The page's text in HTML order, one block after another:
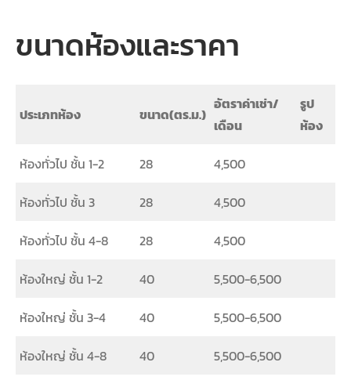
ขนาดห้องและราคา
ประเภทห้อง ขนาด(ตร.ม.)
อัตราค่าเช่า/
เดือน
รูป
ห้อง
ห้องทั่วไป ชั้น 1-2 28 4,500
ห้องทั่วไป ชั้น 3 28 4,500
ห้องทั่วไป ชั้น 4-8 28 4,500
ห้องใหญ่ ชั้น 1-2 40 5,500-6,500
ห้องใหญ่ ชั้น 3-4 40 5,500-6,500
ห้องใหญ่ ชั้น 4-8 40 5,500-6,500